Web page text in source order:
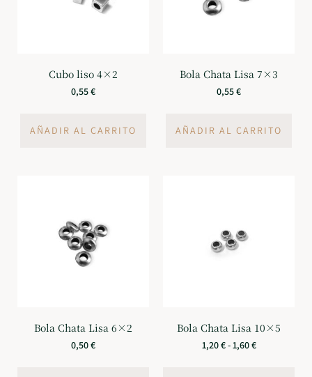
Cubo liso 4×2
0,55€
AÑADIR AL CARRITO
Bola Chata Lisa 7×3
0,55€
AÑADIR AL CARRITO
Bola Chata Lisa 6×2
0,50€
Bola Chata Lisa 10×5
1,20€-1,60€